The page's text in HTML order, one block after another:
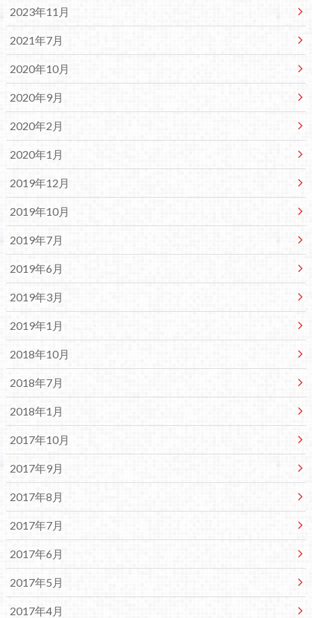
2023年11月
2021年7月
2020年10月
2020年9月
2020年2月
2020年1月
2019年12月
2019年10月
2019年7月
2019年6月
2019年3月
2019年1月
2018年10月
2018年7月
2018年1月
2017年10月
2017年9月
2017年8月
2017年7月
2017年6月
2017年5月
2017年4月